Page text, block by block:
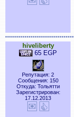
hiveliberty
65 EGP
Репутация: 2
Сообщения: 150
Откуда: Тольятти
Зарегистрирован:
17.12.2013